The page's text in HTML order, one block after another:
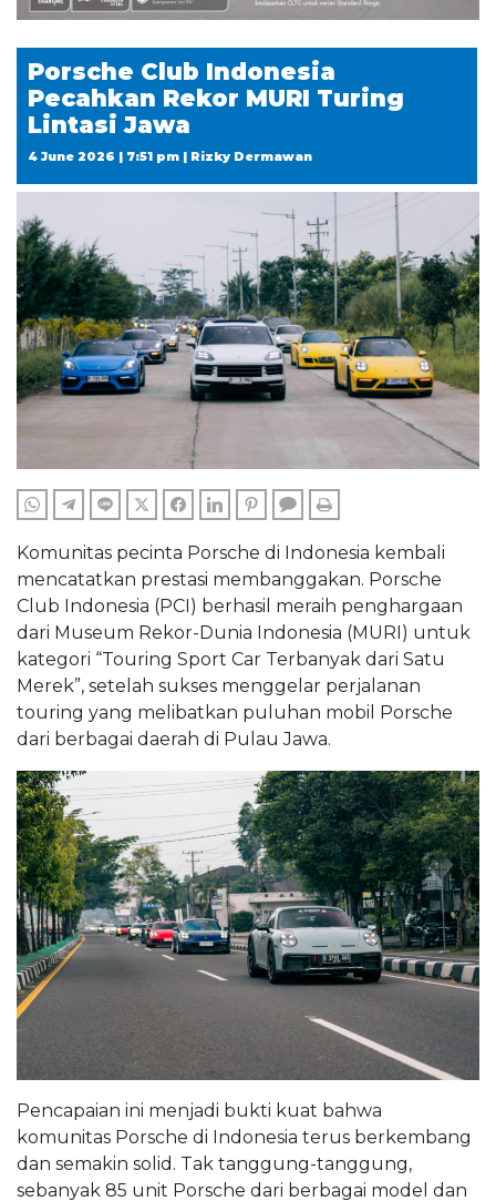
Porsche Club Indonesia
Pecahkan Rekor MURI Turing
Lintasi Jawa
4 June 2026 | 7:51 pm | Rizky Dermawan
WHATSAPPTELEGRAM
LINE TWITTERFACEBOOKLINKEDINPINTERESTCOMMENTS
Komunitas pecinta Porsche di Indonesia kembali
mencatatkan prestasi membanggakan. Porsche
Club Indonesia (PCI) berhasil meraih penghargaan
dari Museum Rekor-Dunia Indonesia (MURI) untuk
kategori “Touring Sport Car Terbanyak dari Satu
Merek”, setelah sukses menggelar perjalanan
touring yang melibatkan puluhan mobil Porsche
dari berbagai daerah di Pulau Jawa.
Pencapaian ini menjadi bukti kuat bahwa
komunitas Porsche di Indonesia terus berkembang
dan semakin solid. Tak tanggung-tanggung,
sebanyak 85 unit Porsche dari berbagai model dan